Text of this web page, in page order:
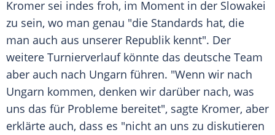
Kromer sei indes froh, im Moment in der Slowakei
zu sein, wo man genau "die Standards hat, die
man auch aus unserer Republik kennt". Der
weitere Turnierverlaufkönnte das deutsche Team
aber auch nach Ungarn führen. "Wenn wir nach
Ungarn kommen, denken wir darüber nach, was
uns das für Probleme bereitet", sagte Kromer, aber
erklärte auch, dass es "nicht an uns zu diskutieren